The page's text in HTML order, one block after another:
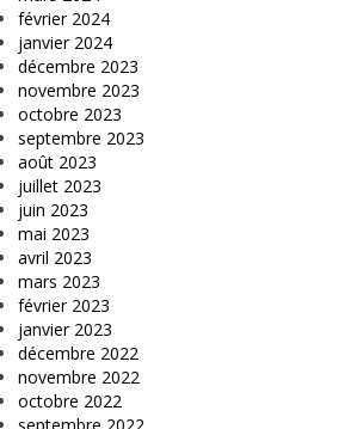
février 2024
janvier 2024
décembre 2023
novembre 2023
octobre 2023
septembre 2023
août 2023
juillet 2023
juin 2023
mai 2023
avril 2023
mars 2023
février 2023
janvier 2023
décembre 2022
novembre 2022
octobre 2022
septembre 2022